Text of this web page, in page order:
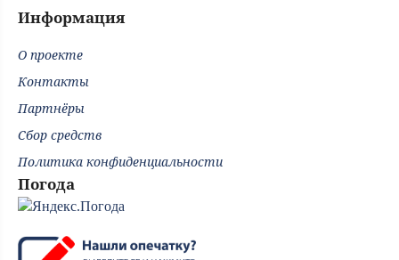
Информация
О проекте
Контакты
Партнёры
Сбор средств
Политика конфиденциальности
Погода